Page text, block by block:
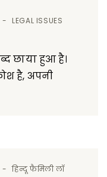
LEGAL ISSUES
छाया हुआ है।
है, अपनी
हिन्दू फैमिली लॉ